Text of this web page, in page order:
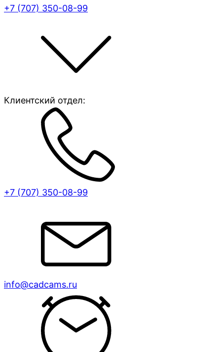
+7 (707) 350-08-99
Клиентский отдел:
+7 (707) 350-08-99
info@cadcams.ru